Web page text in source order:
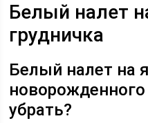
Белый налет
грудничка
Белый налет на
убрать?